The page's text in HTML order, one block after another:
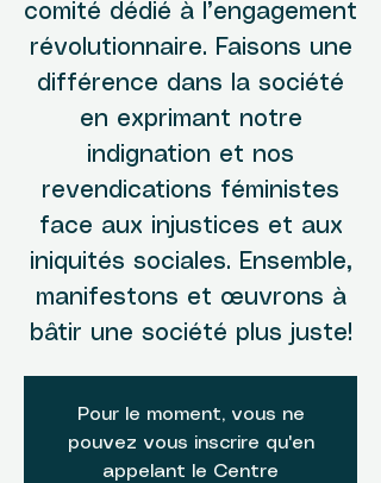
comité dédié à l’engagement
révolutionnaire. Faisons une
différence dans la société
en exprimant notre
indignation et nos
revendications féministes
face aux injustices et aux
iniquités sociales. Ensemble,
manifestons et œuvrons à
bâtir une société plus juste!
Pour le moment, vous ne
pouvez vous inscrire qu'en
appelant le Centre